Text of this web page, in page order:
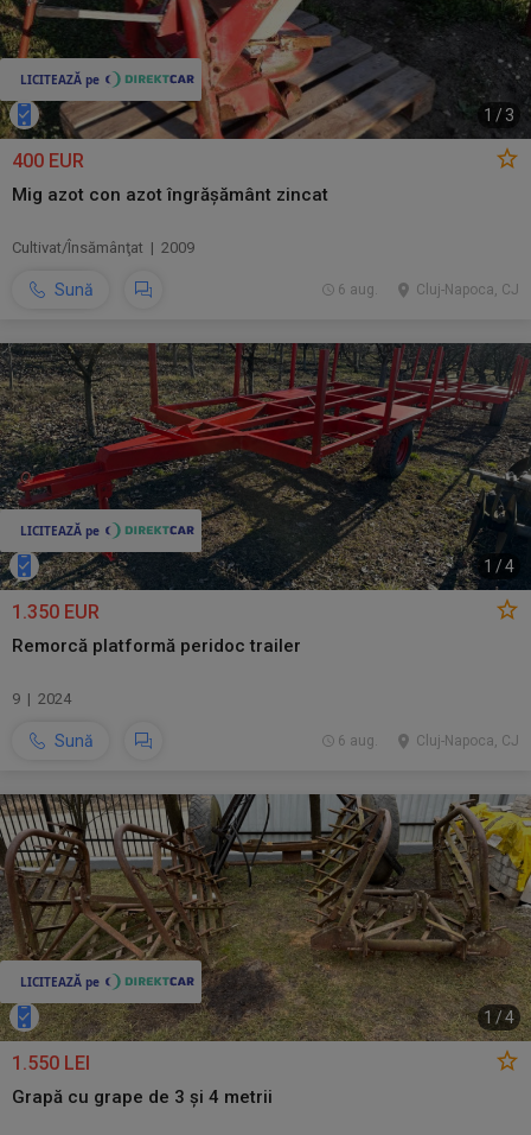
1 /3
400 EUR
Mig azot con azot îngrășământ zincat
Cultivat/Însămânţat | 2009
Sună Cluj-Napoca, CJ
6 aug.
1 /4
1.350 EUR
Remorcă platformă peridoc trailer
9 | 2024
Sună Cluj-Napoca, CJ
6 aug.
1 /4
1.550 LEI
Grapă cu grape de 3 și 4 metrii